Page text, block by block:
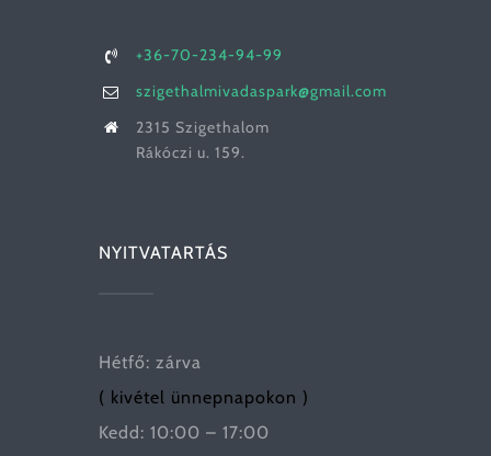
+36-70-234-94-99
szigethalmivadaspark@gmail.com
2315 Szigethalom
Rákóczi u. 159.
NYITVATARTÁS
Hétfő: zárva
( kivétel ünnepnapokon )
Kedd: 10:00 – 17:00